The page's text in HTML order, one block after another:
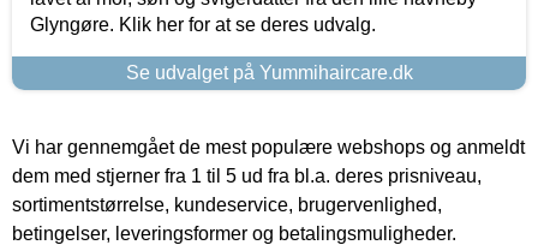
Glyngøre. Klik her for at se deres udvalg.
Se udvalget på Yummihaircare.dk
Vi har gennemgået de mest populære webshops og anmeldt
dem med stjerner fra 1 til 5 ud fra bl.a. deres prisniveau,
sortimentstørrelse, kundeservice, brugervenlighed,
betingelser, leveringsformer og betalingsmuligheder.